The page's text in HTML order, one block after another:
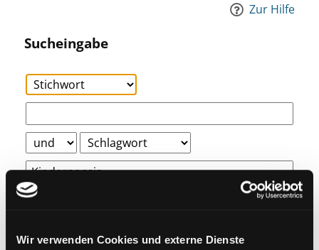
Wir verwenden Cookies und externe Dienste
Zur Hilfe
Sucheingabe